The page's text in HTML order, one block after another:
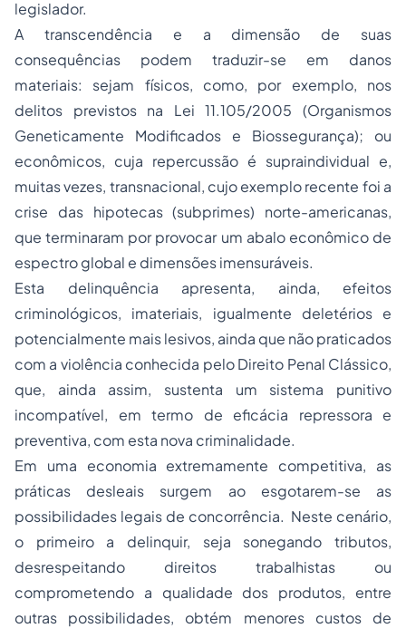
legislador.
A transcendência e a dimensão de suas
consequências podem traduzir-se em danos
materiais: sejam físicos, como, por exemplo, nos
delitos previstos na Lei 11.105/2005 (Organismos
Geneticamente Modificados e Biossegurança); ou
econômicos, cuja repercussão é supraindividual e,
muitas vezes, transnacional, cujo exemplo recente foi a
crise das hipotecas (subprimes) norte-americanas,
que terminaram por provocar um abalo econômico de
espectro global e dimensões imensuráveis.
Esta delinquência apresenta, ainda, efeitos
criminológicos, imateriais, igualmente deletérios e
potencialmente mais lesivos, ainda que não praticados
com a violência conhecida pelo Direito Penal Clássico,
que, ainda assim, sustenta um sistema punitivo
incompatível, em termo de eficácia repressora e
preventiva, com esta nova criminalidade.
Em uma economia extremamente competitiva, as
práticas desleais surgem ao esgotarem-se as
possibilidades legais de concorrência. Neste cenário,
o primeiro a delinquir, seja sonegando tributos,
desrespeitando direitos trabalhistas ou
comprometendo a qualidade dos produtos, entre
outras possibilidades, obtém menores custos de